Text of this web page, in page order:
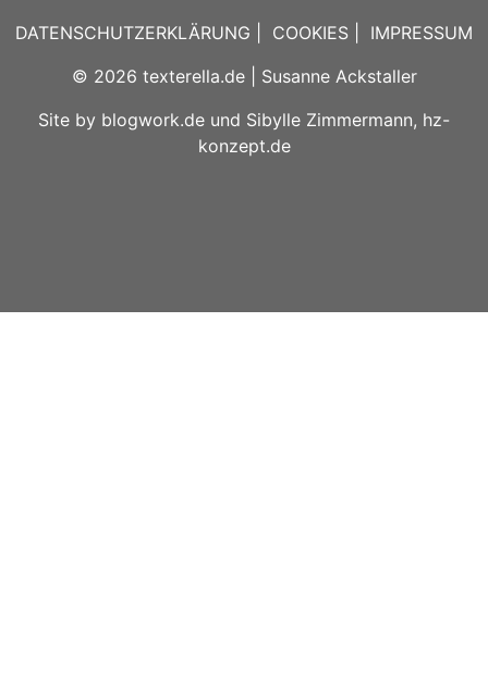
DATENSCHUTZERKLÄRUNG COOKIES
IMPRESSUM
© 2026 texterella.de| Susanne Ackstaller
Site by blogwork.de und Sibylle Zimmermann, hz-
konzept.de